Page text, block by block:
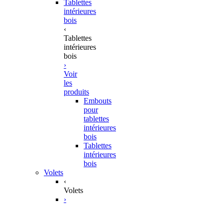
Tablettes
intérieures
bois
‹
Tablettes
intérieures
bois
›
Voir
les
produits
Embouts
pour
tablettes
intérieures
bois
Tablettes
intérieures
bois
Volets
‹
Volets
›